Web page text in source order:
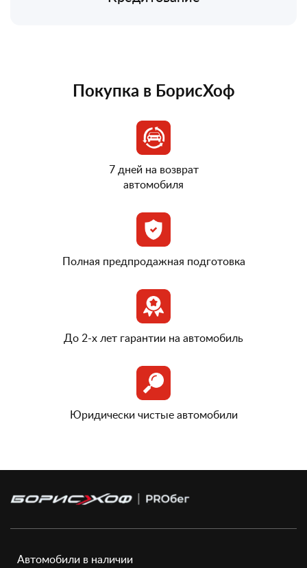
Покупка в БорисХоф
7 дней на возврат
автомобиля
Полная предпродажная подготовка
До 2-х лет гарантии на автомобиль
Юридически чистые автомобили
Автомобили в наличии